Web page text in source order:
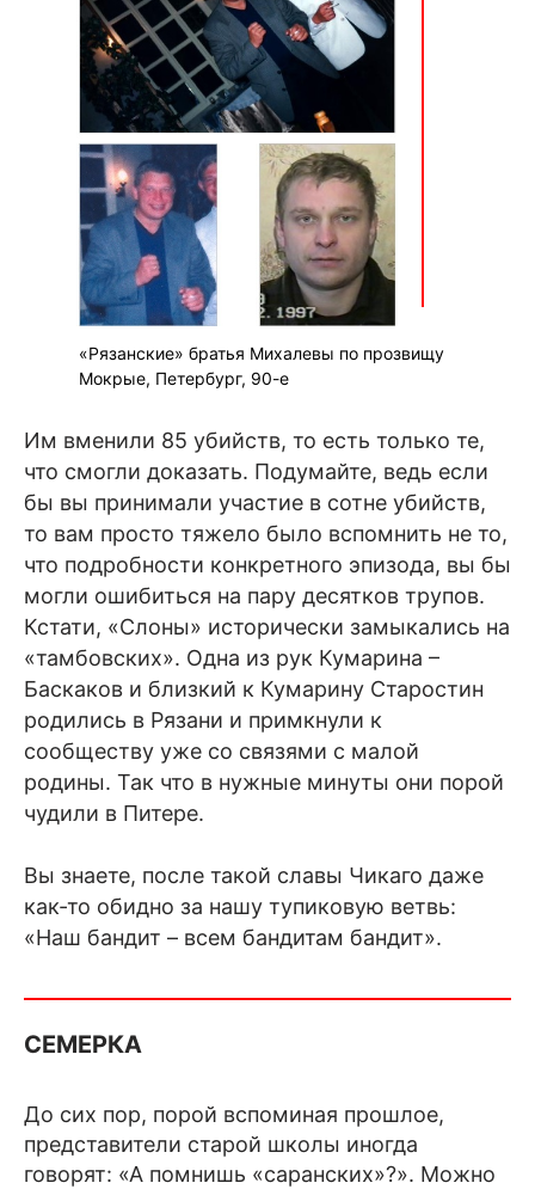
«Рязанские» братья Михалевы по прозвищу
Мокрые, Петербург, 90-е
Им вменили 85 убийств, то есть только те,
что смогли доказать. Подумайте, ведь если
бы вы принимали участие в сотне убийств,
то вам просто тяжело было вспомнить не то,
что подробности конкретного эпизода, вы бы
могли ошибиться на пару десятков трупов.
Кстати, «Слоны» исторически замыкались на
«тамбовских». Одна из рук Кумарина –
Баскаков и близкий к Кумарину Старостин
родились в Рязани и примкнули к
сообществу уже со связями с малой
родины. Так что в нужные минуты они порой
чудили в Питере.
Вы знаете, после такой славы Чикаго даже
как-то обидно за нашу тупиковую ветвь:
«Наш бандит – всем бандитам бандит».
СЕМЕРКА
До сих пор, порой вспоминая прошлое,
представители старой школы иногда
говорят: «А помнишь «саранских»?». Можно